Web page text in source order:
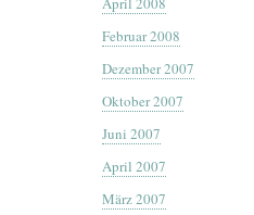
Februar 2008
Dezember 2007
Oktober 2007
Juni 2007
April 2007
März 2007